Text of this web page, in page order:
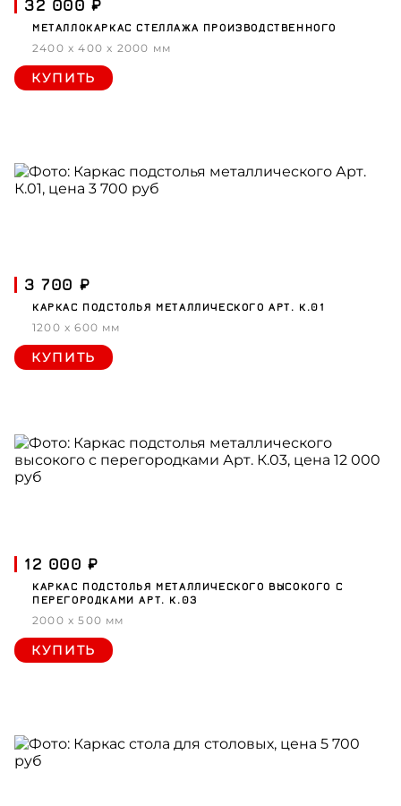
32 000 ₽
МЕТАЛЛОКАРКАС СТЕЛЛАЖА ПРОИЗВОДСТВЕННОГО
2400 x 400 x 2000 мм
КУПИТЬ
3 700 ₽
КАРКАС ПОДСТОЛЬЯ МЕТАЛЛИЧЕСКОГО АРТ. К.01
1200 x 600 мм
КУПИТЬ
12 000 ₽
КАРКАС ПОДСТОЛЬЯ МЕТАЛЛИЧЕСКОГО ВЫСОКОГО С
ПЕРЕГОРОДКАМИ АРТ. К.03
2000 x 500 мм
КУПИТЬ